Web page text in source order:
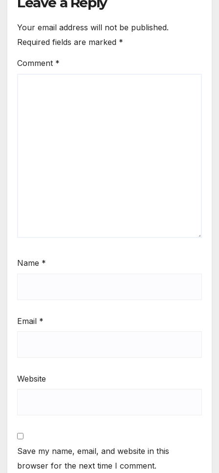
Your email address will not be published.
Required fields are marked *
Comment *
Name *
Email *
Website
Save my name, email, and website in this
browser for the next time I comment.